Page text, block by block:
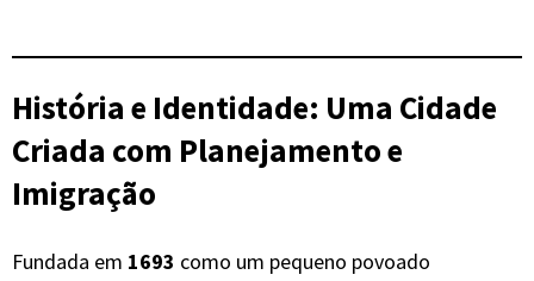
História e Identidade: Uma Cidade
Criada com Planejamento e
Imigração
Fundada em 1693 como um pequeno povoado